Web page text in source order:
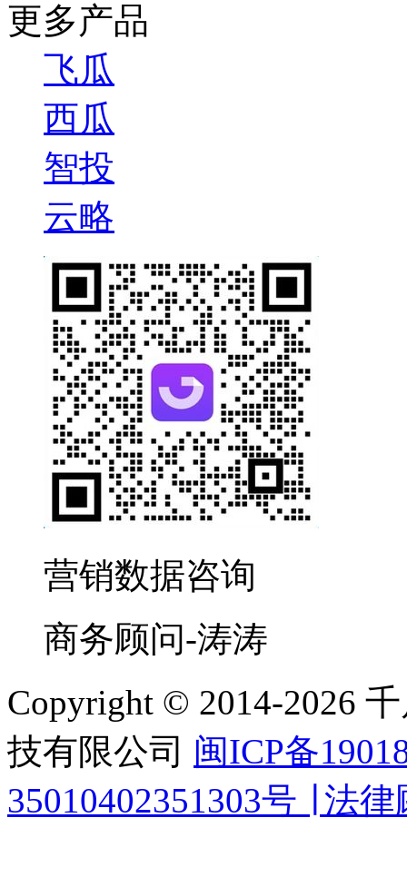
更多产品
飞瓜
西瓜
智投
云略
营销数据咨询
商务顾问-涛涛
Copyright © 2014-2026
技有限公司 闽ICP备
35010402351303号 ∣ 法